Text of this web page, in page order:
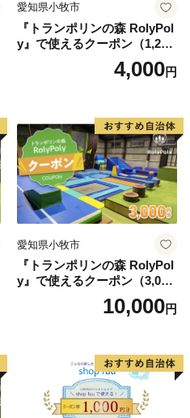
愛知県小牧市
『トランポリンの森 RolyPol
y』で使えるクーポン（1,200
4,000円
愛知県小牧市
『トランポリンの森 RolyPol
y』で使えるクーポン（3,000
10,000円